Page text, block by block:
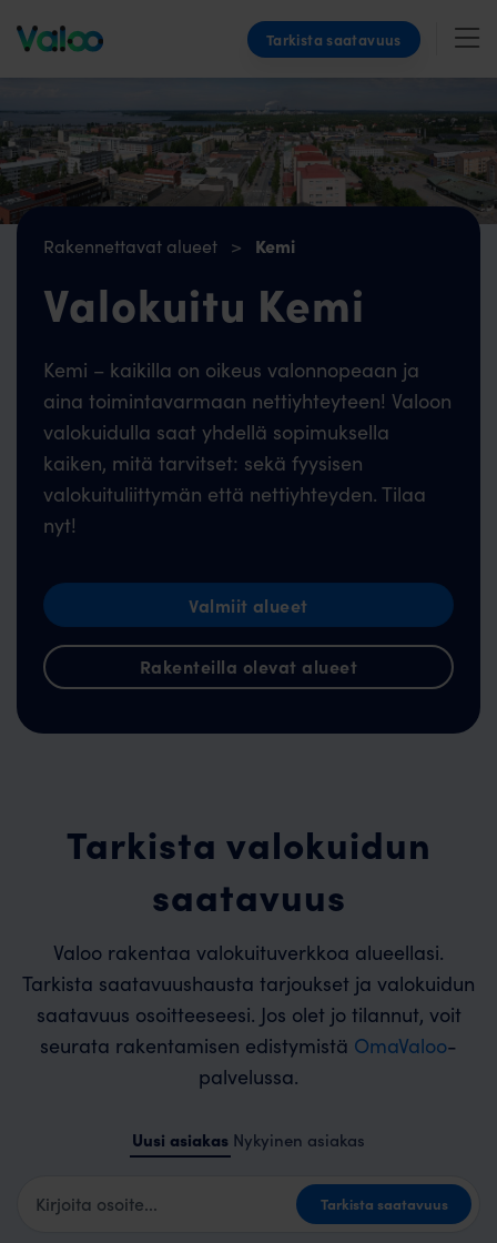
Tarkista saatavuus
Rakennettavat alueet > Kemi
Valokuitu Kemi
Kemi – kaikilla on oikeus valonnopeaan ja
aina toimintavarmaan nettiyhteyteen! Valoon
valokuidulla saat yhdellä sopimuksella
kaiken, mitä tarvitset: sekä fyysisen
valokuituliittymän että nettiyhteyden. Tilaa
nyt!
Valmiit alueet
Rakenteilla olevat alueet
Tarkista valokuidun
saatavuus
Valoo rakentaa valokuituverkkoa alueellasi.
Tarkista saatavuushausta tarjoukset ja valokuidun
saatavuus osoitteeseesi. Jos olet jo tilannut, voit
seurata rakentamisen edistymistä OmaValoo-
palvelussa.
Uusi asiakas Nykyinen asiakas
Tarkista saatavuus